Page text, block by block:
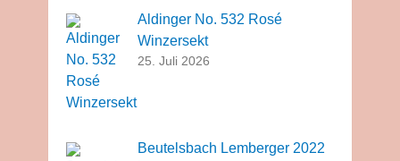
Aldinger No. 532 Rosé
Winzersekt
25. Juli 2026
Beutelsbach Lemberger 2022